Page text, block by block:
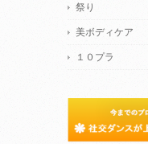
祭り
美ボディケア
１０プラ